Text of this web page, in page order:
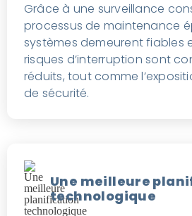
Grâce à une surveillance
processus de maintenance
systèmes demeurent fiables
risques d’interruption sont
réduits, tout comme
de sécurité.
Une meilleure
technologique